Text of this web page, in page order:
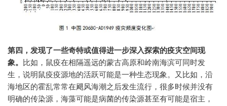
第四，发现了一些奇特或值得进一步深入探索的疫灾空间现
象。
比如，鼠疫在相隔遥远的蒙古高原和岭南海滨可同时发
生，说明鼠疫疫源地的活跃可能是一种生态现象。又比如，沿
海地区的霍乱常常在飓风海潮之后发生流行，很多时候并没有
明确的传染源，海藻可能是病菌的传染源甚至有可能是宿主，